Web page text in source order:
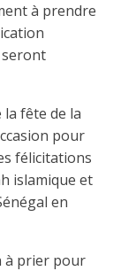
à prendre
fête de la
pour
félicitations
islamique et
en
à prier pour